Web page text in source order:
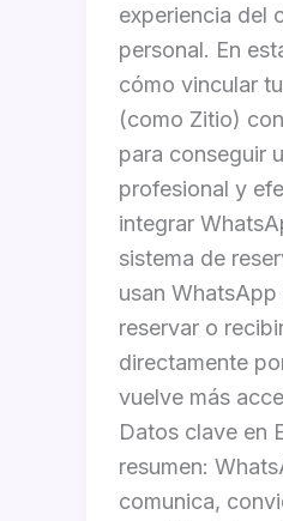
experiencia del
personal. En
cómo vincular
(como Zitio)
para conseguir
profesional y
integrar
sistema de
usan
reservar o
directamente
vuelve más
Datos clave en
resumen:
comunica,